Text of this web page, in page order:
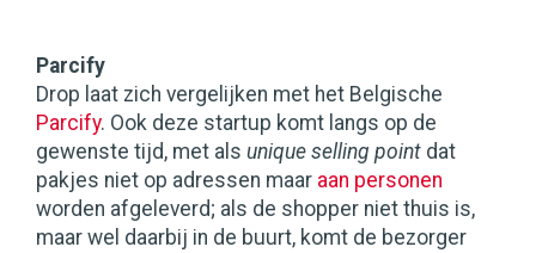
Parcify
Drop laat zich vergelijken met het Belgische
Parcify. Ook deze startup komt langs op de
gewenste tijd, met als unique selling point dat
pakjes niet op adressen maar aan personen
worden afgeleverd; als de shopper niet thuis is,
maar wel daarbij in de buurt, komt de bezorger